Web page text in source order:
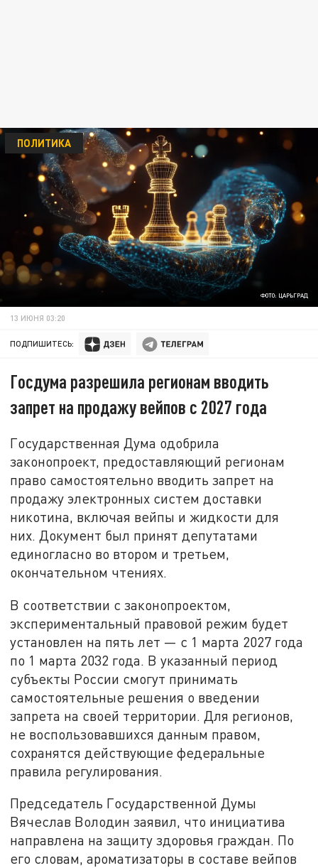
ФОТО: ЦАРЬГРАД
ПОЛИТИКА
13 ИЮНЯ 03:20
ПОДПИШИТЕСЬ:
Госдума разрешила регионам вводить
запрет на продажу вейпов с 2027 года
Государственная Дума одобрила
законопроект, предоставляющий регионам
право самостоятельно вводить запрет на
продажу электронных систем доставки
никотина, включая вейпы и жидкости для
них. Документ был принят депутатами
единогласно во втором и третьем,
окончательном чтениях.
В соответствии с законопроектом,
экспериментальный правовой режим будет
установлен на пять лет — с 1 марта 2027 года
по 1 марта 2032 года. В указанный период
субъекты России смогут принимать
самостоятельные решения о введении
запрета на своей территории. Для регионов,
не воспользовавшихся данным правом,
сохранятся действующие федеральные
правила регулирования.
Председатель Государственной Думы
Вячеслав Володин заявил, что инициатива
направлена на защиту здоровья граждан. По
его словам, ароматизаторы в составе вейпов